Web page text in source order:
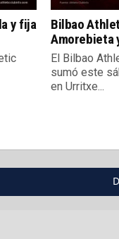
y fija
Bilbao
Amorebieta
El Bilbao
sumó este
en Urritxe...